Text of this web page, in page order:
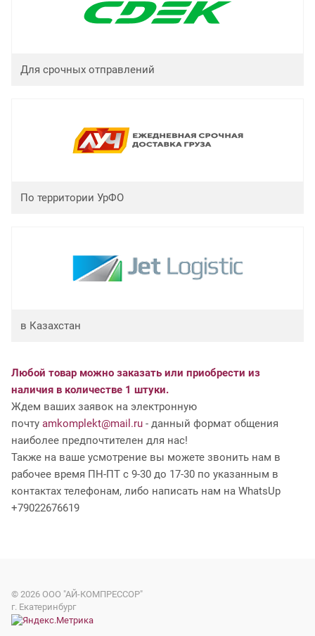
Для срочных отправлений
По территории УрФО
в Казахстан
Любой товар можно заказать или приобрести из
наличия в количестве 1 штуки.
Ждем ваших заявок на электронную
почту amkomplekt@mail.ru - данный формат общения
наиболее предпочтителен для нас!
Также на ваше усмотрение вы можете звонить нам в
рабочее время ПН-ПТ с 9-30 до 17-30 по указанным в
контактах телефонам, либо написать нам на WhatsUp
+79022676619
© 2026 ООО "АЙ-КОМПРЕССОР"
г. Екатеринбург